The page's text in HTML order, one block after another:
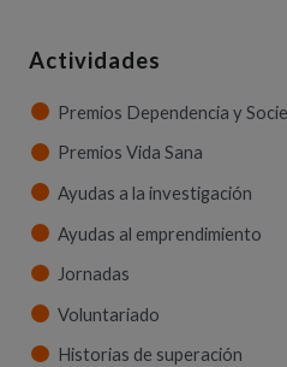
Actividades
Premios Dependencia y
Premios Vida Sana
Ayudas a la investigación
Ayudas al emprendimiento
Jornadas
Voluntariado
Historias de superación